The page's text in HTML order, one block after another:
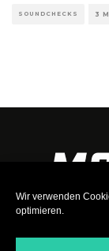
Wir verwenden
optimieren.
SOUNDCHECKS 3